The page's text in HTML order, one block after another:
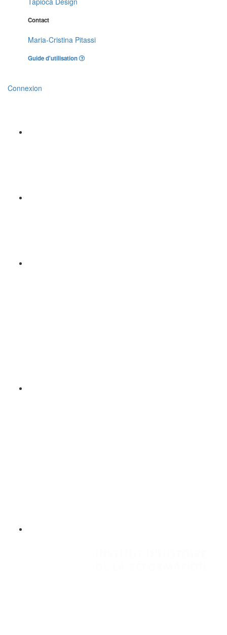
Contact
Maria-Cristina Pitassi
Guide d'utilisation
Connexion